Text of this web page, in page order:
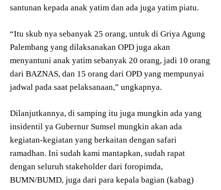
santunan kepada anak yatim dan ada juga yatim piatu.
“Itu skub nya sebanyak 25 orang, untuk di Griya Agung
Palembang yang dilaksanakan OPD juga akan
menyantuni anak yatim sebanyak 20 orang, jadi 10 orang
dari BAZNAS, dan 15 orang dari OPD yang mempunyai
jadwal pada saat pelaksanaan,” ungkapnya.
Dilanjutkannya, di samping itu juga mungkin ada yang
insidentil ya Gubernur Sumsel mungkin akan ada
kegiatan-kegiatan yang berkaitan dengan safari
ramadhan. Ini sudah kami mantapkan, sudah rapat
dengan seluruh stakeholder dari foropimda,
BUMN/BUMD, juga dari para kepala bagian (kabag)